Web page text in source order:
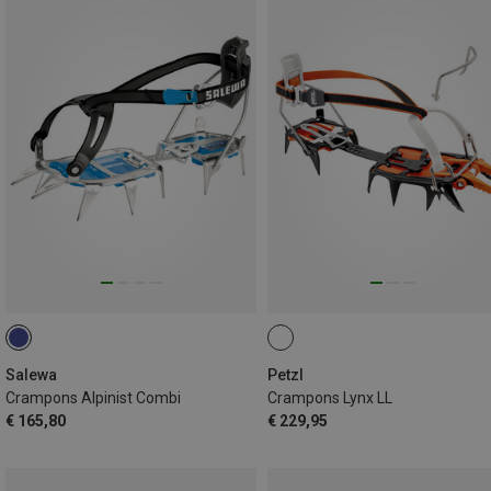
Salewa
Crampons Alpinist Combi
€ 165,80
Petzl
Crampons Lynx LL
€ 229,95